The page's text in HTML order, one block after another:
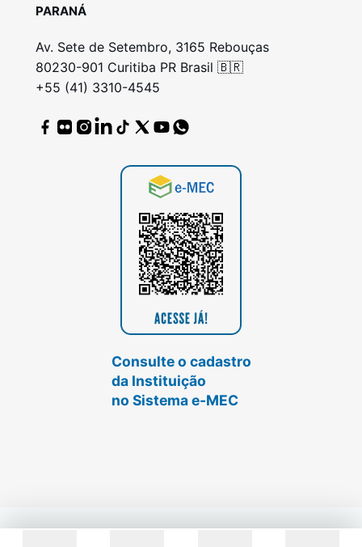
PARANÁ
Av. Sete de Setembro, 3165 Rebouças
80230-901 Curitiba PR Brasil 🇧🇷
+55 (41) 3310-4545
Consulte o cadastro
da Instituição
no Sistema e-MEC